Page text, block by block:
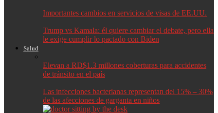
Importantes cambios en servicios de visas de EE.UU.
Trump vs Kamala: él quiere cambiar el debate, pero ella
le exige cumplir lo pactado con Biden
Salud
Elevan a RD$1.3 millones coberturas para accidentes
de tránsito en el país
Las infecciones bacterianas representan del 15% – 30%
de las afecciones de garganta en niños